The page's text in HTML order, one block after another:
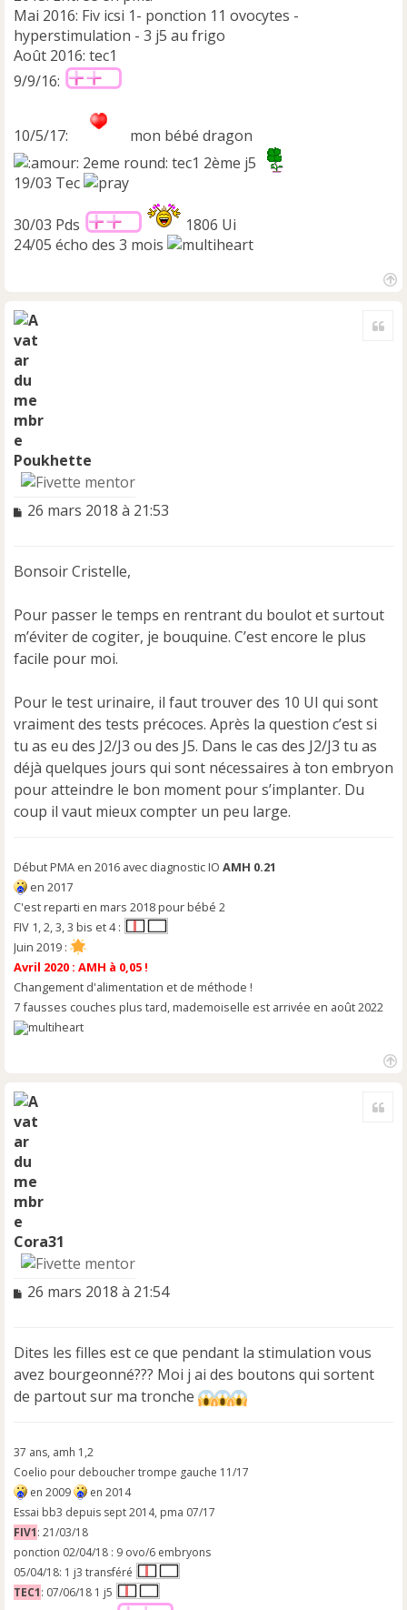
Mai 2016: Fiv icsi 1- ponction 11 ovocytes -
hyperstimulation - 3 j5 au frigo
Août 2016: tec1
9/9/16:
10/5/17:
mon bébé dragon
2eme round: tec1 2ème j5
19/03 Tec
30/03 Pds
1806 Ui
24/05 écho des 3 mois
Poukhette
M
a
e
n
o
n
u
26 mars 2018 à 21:53
Bonsoir Cristelle,
Pour passer le temps en rentrant du boulot et surtout
m’éviter de cogiter, je bouquine. C’est encore le plus
facile pour moi.
Pour le test urinaire, il faut trouver des 10 UI qui sont
vraiment des tests précoces. Après la question c’est si
tu as eu des J2/J3 ou des J5. Dans le cas des J2/J3 tu as
déjà quelques jours qui sont nécessaires à ton embryon
pour atteindre le bon moment pour s’implanter. Du
coup il vaut mieux compter un peu large.
Début PMA en 2016 avec diagnostic IO AMH 0.21
en 2017
C'est reparti en mars 2018 pour bébé 2
FIV 1, 2, 3, 3 bis et 4 :
Juin 2019 :
Avril 2020 : AMH à 0,05 !
Changement d'alimentation et de méthode !
7 fausses couches plus tard, mademoiselle est arrivée en août 2022
Cora31
M
s
a
g
e
n
u
26 mars 2018 à 21:54
Dites les filles est ce que pendant la stimulation vous
avez bourgeonné??? Moi j ai des boutons qui sortent
de partout sur ma tronche
37 ans, amh 1,2
Coelio pour deboucher trompe gauche 11/17
en 2009
en 2014
Essai bb3 depuis sept 2014, pma 07/17
FIV1: 21/03/18
ponction 02/04/18 : 9 ovo/6 embryons
05/04/18: 1 j3 transféré
TEC1: 07/06/18 1 j5